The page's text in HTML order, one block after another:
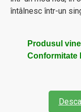
întâlnesc într-un
Produsul
Conformitate